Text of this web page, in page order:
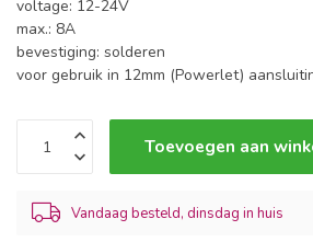
voltage: 12-24V
max.: 8A
bevestiging: solderen
voor gebruik in 12mm (Powerlet)
Toevoegen aan
Vandaag besteld, dinsdag in huis